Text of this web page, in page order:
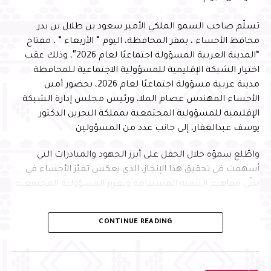
تسلّم صاحب السمو الملكي الأمير سعود بن طلال بن بدر
محافظ الأحساء ، بمقر المحافظة، اليوم ” الأربعاء ” ، مفتاح
“المدينة العربية المسؤولة اجتماعيًا لعام 2026″، وذلك عقب
اختيار الشبكة الإقليمية للمسؤولية الاجتماعية للمحافظة
مدينة عربية مسؤولة اجتماعيًا لعام 2026، بحضور أمين
الأحساء المهندس عصام الملا، ورئيس مجلس إدارة الشبكة
الإقليمية للمسؤولية المجتمعية بمملكة البحرين الدكتور
يوسف عبدالغفار، إلى جانب عدد من المسؤولين
واطّلع سموّه خلال الحفل على أبرز الجهود والمبادرات التي
أسهمت في تحقيق هذا الإنجاز، الذي يعكس تميّز الأحساء في
وأكد سمو محافظ الأحساء أن هذا الاختيار يجسّد ما تحظى به
المحافظة من تقدير إقليمي نظير جهودها في تطبيق معايير
تنمويًا مستدامًا، مشيرًا إلى أن ذلك يعكس الدور الريادي
للأحساء في تعزيز جودة الحياة وبناء الشراكات الإستراتيجية، بما
CONTINUE READING